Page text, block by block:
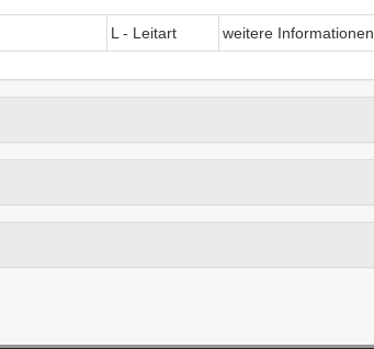
L - Leitart weitere Informationen